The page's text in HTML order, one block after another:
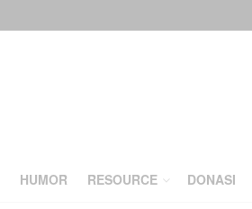
HUMOR RESOURCE DONASI